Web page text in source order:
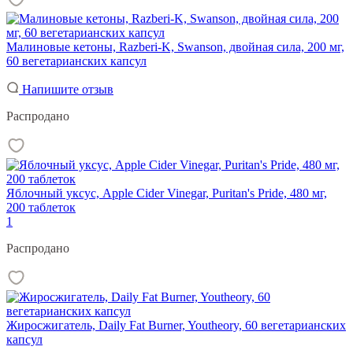
Малиновые кетоны, Razberi-K, Swanson, двойная сила, 200 мг,
60 вегетарианских капсул
Напишите отзыв
Распродано
Яблочный уксус, Apple Cider Vinegar, Puritan's Pride, 480 мг,
200 таблеток
1
Распродано
Жиросжигатель, Daily Fat Burner, Youtheory, 60 вегетарианских
капсул